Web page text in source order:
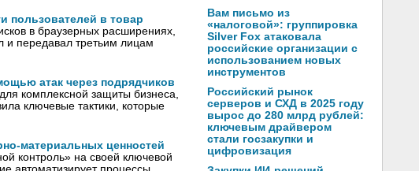
пользователей в товар
в браузерных расширениях,
и передавал третьим лицам
атак через подрядчиков
комплексной защиты бизнеса,
ключевые тактики, которые
материальных ценностей
контроль» на своей ключевой
Вам письмо из
«налоговой»: группировка
Silver Fox атаковала
российские организации с
использованием новых
инструментов
Российский рынок
серверов и СХД в 2025 году
вырос до 280 млрд рублей:
ключевым драйвером
стали госзакупки и
цифровизация